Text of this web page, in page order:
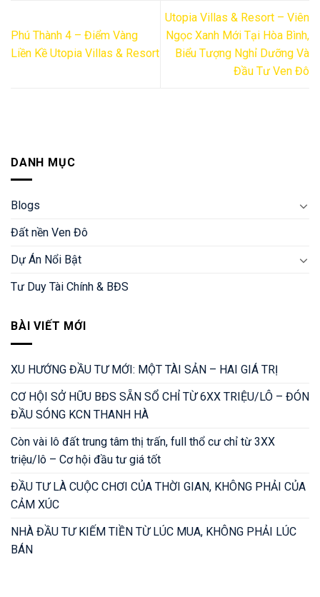
Phú Thành 4 – Điểm Vàng
Liền Kề Utopia Villas & Resort
Utopia Villas & Resort – Viên
Ngọc Xanh Mới Tại Hòa Bình,
Biểu Tượng Nghỉ Dưỡng Và
Đầu Tư Ven Đô
DANH MỤC
Blogs
Đất nền Ven Đô
Dự Án Nổi Bật
Tư Duy Tài Chính & BĐS
BÀI VIẾT MỚI
XU HƯỚNG ĐẦU TƯ MỚI: MỘT TÀI SẢN – HAI GIÁ TRỊ
CƠ HỘI SỞ HỮU BĐS SẴN SỔ CHỈ TỪ 6XX TRIỆU/LÔ – ĐÓN
ĐẦU SÓNG KCN THANH HÀ
Còn vài lô đất trung tâm thị trấn, full thổ cư chỉ từ 3XX
triệu/lô – Cơ hội đầu tư giá tốt
ĐẦU TƯ LÀ CUỘC CHƠI CỦA THỜI GIAN, KHÔNG PHẢI CỦA
CẢM XÚC
NHÀ ĐẦU TƯ KIẾM TIỀN TỪ LÚC MUA, KHÔNG PHẢI LÚC
BÁN